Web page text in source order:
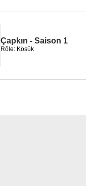
Çapkın - Saison 1
Rôle: Kösük